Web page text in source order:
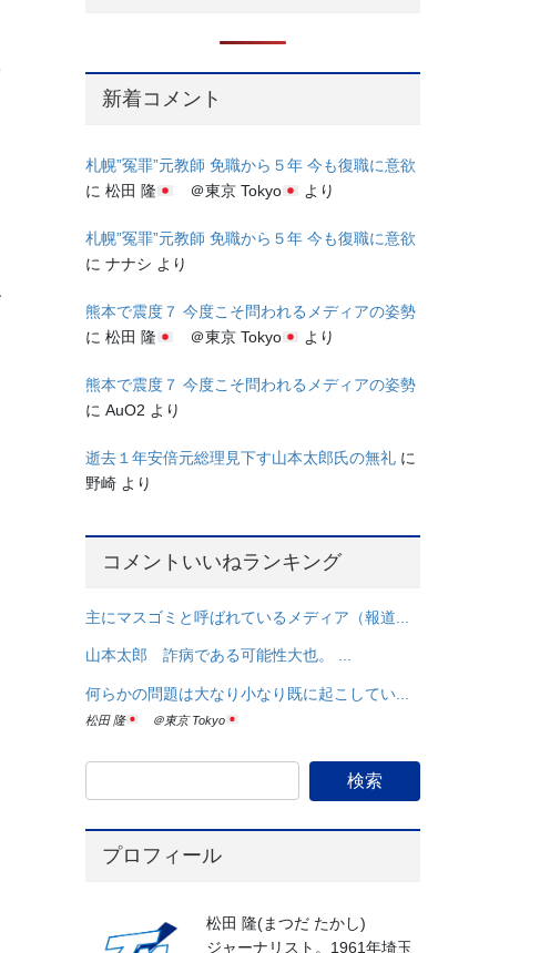
新着コメント
札幌”冤罪”元教師 免職から５年 今も復職に意欲
に松田 隆 ＠東京 Tokyo より
札幌”冤罪”元教師 免職から５年 今も復職に意欲
にナナシ より
熊本で震度７ 今度こそ問われるメディアの姿勢
に松田 隆 ＠東京 Tokyo より
熊本で震度７ 今度こそ問われるメディアの姿勢
にAuO2 より
逝去１年安倍元総理見下す山本太郎氏の無礼 に
野崎 より
コメントいいねランキング
主にマスゴミと呼ばれているメディア（報道...
山本太郎 詐病である可能性大也。 ...
何らかの問題は大なり小なり既に起こしてい...
松田 隆 ＠東京 Tokyo
プロフィール
松田 隆(まつだ たかし)
ジャーナリスト。1961年埼玉